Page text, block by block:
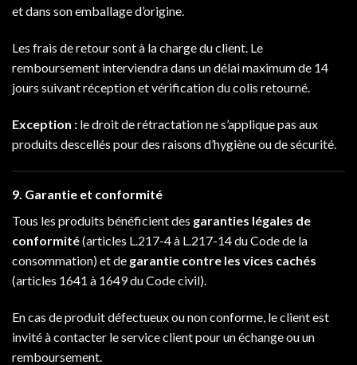
et dans son emballage d’origine.
Les frais de retour sont à la charge du client. Le
remboursement interviendra dans un délai maximum de 14
jours suivant réception et vérification du colis retourné.
Exception : le droit de rétractation ne s’applique pas aux
produits descellés pour des raisons d’hygiène ou de sécurité.
9. Garantie et conformité
Tous les produits bénéficient des garanties légales de
conformité(articles L.217-4 à L.217-14 du Code de la
consommation) et de garantie contre les vices cachés
(articles 1641 à 1649 du Code civil).
En cas de produit défectueux ou non conforme, le client est
invité à contacter le service client pour un échange ou un
remboursement.